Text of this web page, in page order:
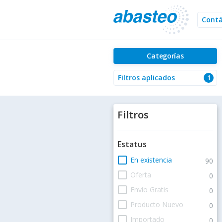
Categorías
1
Filtros aplicados
Filtros
Estatus
check_box_outline_blank En existencia 90
check_box_outline_blank Oferta 0
check_box_outline_blank Envío Gratis 0
check_box_outline_blank Producto Nuevo 0
check_box_outline_blank Importado